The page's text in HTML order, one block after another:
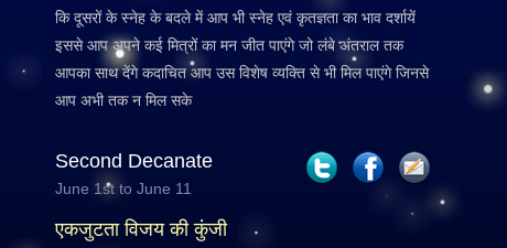
कि दूसरों के स्नेह के बदले में आप भी स्नेह एवं कृतज्ञता का भाव दर्शायें
इससे आप अपने कई मित्रों का मन जीत पाएंगे जो लंबे अंतराल तक
आपका साथ देंगे कदाचित आप उस विशेष व्यक्ति से भी मिल पाएंगे जिनसे
आप अभी तक न मिल सके
Second Decanate
June 1st to June 11
एकजुटता विजय की कुंजी